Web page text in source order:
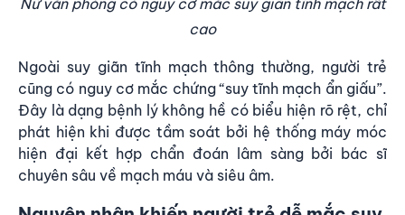
cao
Ngoài suy giãn tĩnh mạch thông thường, người trẻ
cũng có nguy cơ mắc chứng “suy tĩnh mạch ẩn giấu”.
Đây là dạng bệnh lý không hề có biểu hiện rõ rệt, chỉ
phát hiện khi được tầm soát bởi hệ thống máy móc
hiện đại kết hợp chẩn đoán lâm sàng bởi bác sĩ
chuyên sâu về mạch máu và siêu âm.